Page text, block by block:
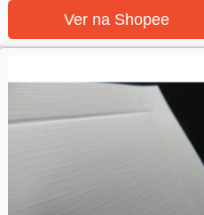
Ver na Shopee